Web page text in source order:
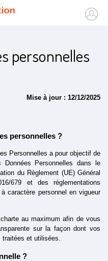
personnelles
Mise à jour : 12/12/2025
personnelles ?
Personnelles a pour objectif de
Personnelles dans le
du Règlement (UE) Général
679 et des réglementations
caractère personnel en vigueur
au maximum afin de vous
sur la façon dont vos
et utilisées.
?